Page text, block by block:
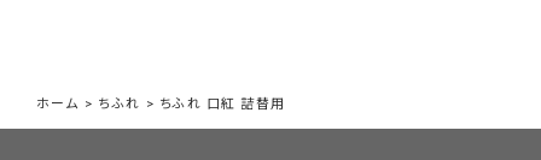
ホーム > ちふれ > ちふれ 口紅 詰替用